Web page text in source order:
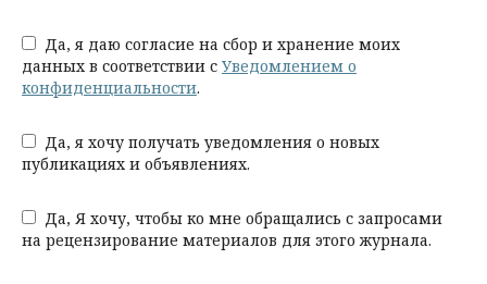
данных в соответствии с Уведомлением о
конфиденциальности.
публикациях и объявлениях.
на рецензирование материалов для этого журнала.